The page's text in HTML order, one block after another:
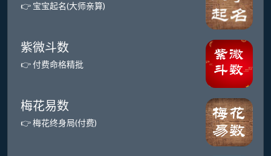
👉 宝宝起名(大师亲算)
紫微斗数
👉 付费命格精批
梅花易数
👉 梅花终身局(付费)